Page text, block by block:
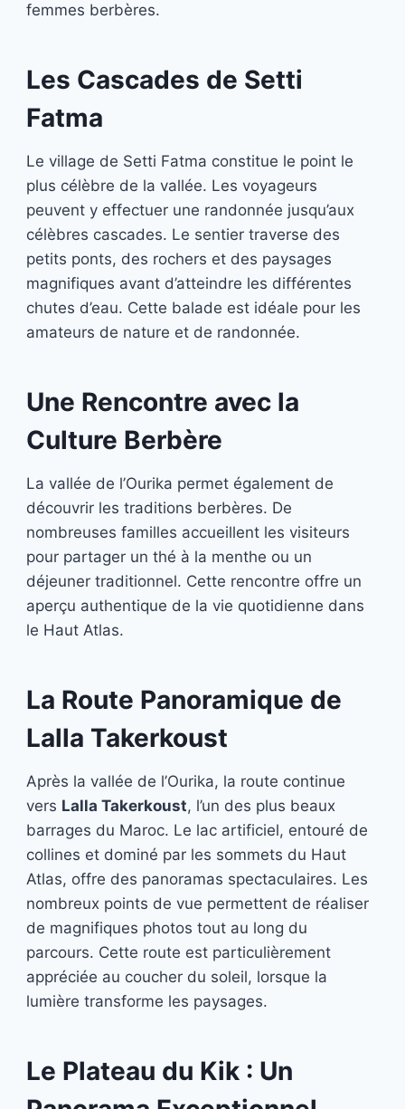
femmes berbères.
Les Cascades de Setti
Fatma
Le village de Setti Fatma constitue le point le
plus célèbre de la vallée. Les voyageurs
peuvent y effectuer une randonnée jusqu’aux
célèbres cascades. Le sentier traverse des
petits ponts, des rochers et des paysages
magnifiques avant d’atteindre les différentes
chutes d’eau. Cette balade est idéale pour les
amateurs de nature et de randonnée.
Une Rencontre avec la
Culture Berbère
La vallée de l’Ourika permet également de
découvrir les traditions berbères. De
nombreuses familles accueillent les visiteurs
pour partager un thé à la menthe ou un
déjeuner traditionnel. Cette rencontre offre un
aperçu authentique de la vie quotidienne dans
le Haut Atlas.
La Route Panoramique de
Lalla Takerkoust
Après la vallée de l’Ourika, la route continue
vers Lalla Takerkoust, l’un des plus beaux
barrages du Maroc. Le lac artificiel, entouré de
collines et dominé par les sommets du Haut
Atlas, offre des panoramas spectaculaires. Les
nombreux points de vue permettent de réaliser
de magnifiques photos tout au long du
parcours. Cette route est particulièrement
appréciée au coucher du soleil, lorsque la
lumière transforme les paysages.
Le Plateau du Kik : Un